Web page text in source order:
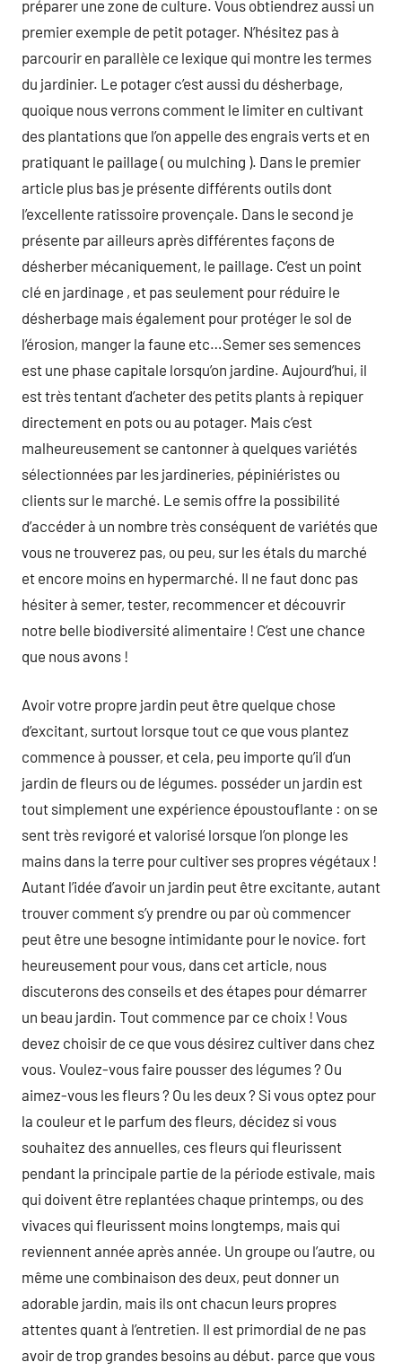
préparer une zone de culture. Vous obtiendrez aussi un
premier exemple de petit potager. N’hésitez pas à
parcourir en parallèle ce lexique qui montre les termes
du jardinier. Le potager c’est aussi du désherbage,
quoique nous verrons comment le limiter en cultivant
des plantations que l’on appelle des engrais verts et en
pratiquant le paillage ( ou mulching ). Dans le premier
article plus bas je présente différents outils dont
l’excellente ratissoire provençale. Dans le second je
présente par ailleurs après différentes façons de
désherber mécaniquement, le paillage. C’est un point
clé en jardinage , et pas seulement pour réduire le
désherbage mais également pour protéger le sol de
l’érosion, manger la faune etc…Semer ses semences
est une phase capitale lorsqu’on jardine. Aujourd’hui, il
est très tentant d’acheter des petits plants à repiquer
directement en pots ou au potager. Mais c’est
malheureusement se cantonner à quelques variétés
sélectionnées par les jardineries, pépiniéristes ou
clients sur le marché. Le semis offre la possibilité
d’accéder à un nombre très conséquent de variétés que
vous ne trouverez pas, ou peu, sur les étals du marché
et encore moins en hypermarché. Il ne faut donc pas
hésiter à semer, tester, recommencer et découvrir
notre belle biodiversité alimentaire ! C’est une chance
que nous avons !
Avoir votre propre jardin peut être quelque chose
d’excitant, surtout lorsque tout ce que vous plantez
commence à pousser, et cela, peu importe qu’il d’un
jardin de fleurs ou de légumes. posséder un jardin est
tout simplement une expérience époustouflante : on se
sent très revigoré et valorisé lorsque l’on plonge les
mains dans la terre pour cultiver ses propres végétaux !
Autant l’idée d’avoir un jardin peut être excitante, autant
trouver comment s’y prendre ou par où commencer
peut être une besogne intimidante pour le novice. fort
heureusement pour vous, dans cet article, nous
discuterons des conseils et des étapes pour démarrer
un beau jardin. Tout commence par ce choix ! Vous
devez choisir de ce que vous désirez cultiver dans chez
vous. Voulez-vous faire pousser des légumes ? Ou
aimez-vous les fleurs ? Ou les deux ? Si vous optez pour
la couleur et le parfum des fleurs, décidez si vous
souhaitez des annuelles, ces fleurs qui fleurissent
pendant la principale partie de la période estivale, mais
qui doivent être replantées chaque printemps, ou des
vivaces qui fleurissent moins longtemps, mais qui
reviennent année après année. Un groupe ou l’autre, ou
même une combinaison des deux, peut donner un
adorable jardin, mais ils ont chacun leurs propres
attentes quant à l’entretien. Il est primordial de ne pas
avoir de trop grandes besoins au début. parce que vous